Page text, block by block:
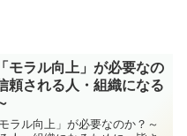
モラル向上」が必要なの
頼される人・組織になる
ラル向上」が必要なのか？～